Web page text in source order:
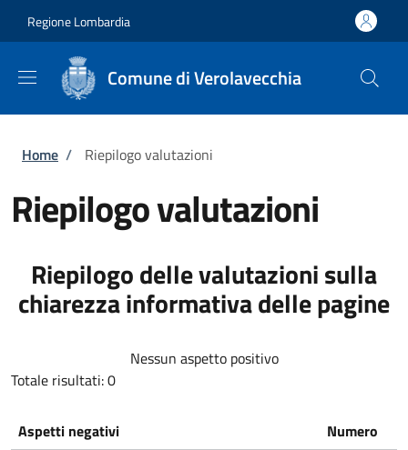
Regione Lombardia
Comune di Verolavecchia
Briciole di pane
Home / Riepilogo valutazioni
Riepilogo valutazioni
Riepilogo delle valutazioni sulla
chiarezza informativa delle pagine
Nessun aspetto positivo
Totale risultati: 0
Aspetti negativi
Numero